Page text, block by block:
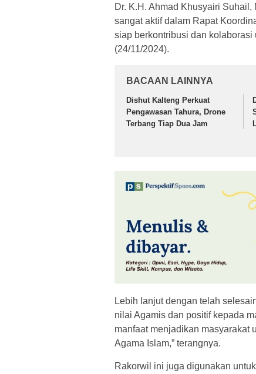
Dr. K.H. Ahmad Khusyairi
sangat aktif dalam Rapat
siap berkontribusi dan kolaborasi
(24/11/2024).
BACAAN LAINNYA
Dishut Kalteng Perkuat
Pengawasan Tahura, Drone
Terbang Tiap Dua Jam
Lebih lanjut dengan telah
nilai Agamis dan positif kepada
manfaat menjadikan masyarakat
Agama Islam,” terangnya.
Rakorwil ini juga digunakan